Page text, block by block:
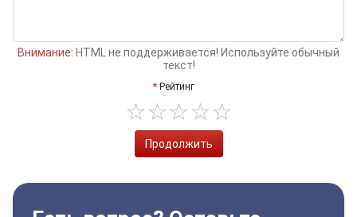
Внимание: HTML не поддерживается! Используйте обычный
текст!
Рейтинг
Продолжить